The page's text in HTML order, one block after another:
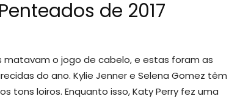
de 2017
matavam o jogo de cabelo, e estas foram as
do ano. Kylie Jenner e Selena Gomez têm
tons loiros. Enquanto isso, Katy Perry fez uma